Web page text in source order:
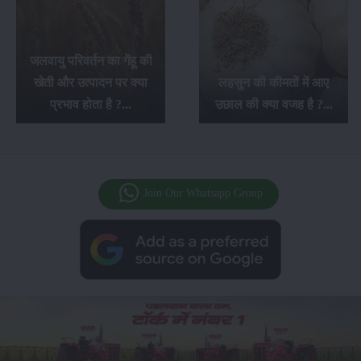
का गेंहू की
पर क्या
है ?...
लहसुन की कीमतों में आए
उछाल की क्या वजह है ?...
सफ़ेद मूसली
में सम्पूर्ण
खेती से
Join Our Whatsapp Group